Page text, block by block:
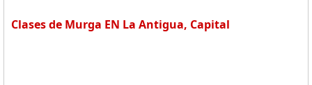
Clases de Murga EN La Antigua, Capital